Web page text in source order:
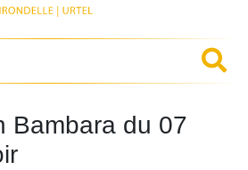
Bambara du 07